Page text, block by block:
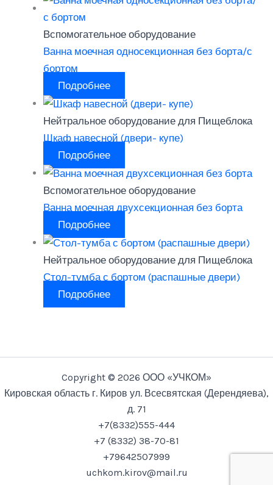
Вспомогательное оборудование
Ванна моечная односекционная без борта/с
бортом
Подробнее
Нейтральное оборудование для Пищеблока
Шкаф навесной (двери- купе)
Подробнее
Вспомогательное оборудование
Ванна моечная двухсекционная без борта
Подробнее
Нейтральное оборудование для Пищеблока
Стол-тумба с бортом (распашные двери)
Подробнее
Copyright © 2026 ООО «УЧКОМ»
Кировская область г. Киров ул. Всесвятская (Дерендяева),
д. 71
+7(8332)555-444
+7 (8332) 38-70-81
+79642507999
uchkom.kirov@mail.ru